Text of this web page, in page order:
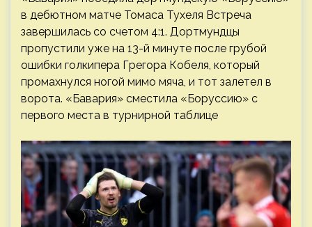
в дебютном матче Томаса Тухеля Встреча
завершилась со счетом 4:1. Дортмундцы
пропустили уже на 13-й минуте после грубой
ошибки голкипера Грегора Кобеля, который
промахнулся ногой мимо мяча, и тот залетел в
ворота. «Бавария» сместила «Боруссию» с
первого места в турнирной таблице